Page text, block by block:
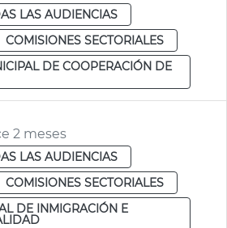
LAS AUDIENCIAS
COMISIONES SECTORIALES
DE COOPERACIÓN DE
2 meses
LAS AUDIENCIAS
COMISIONES SECTORIALES
DE INMIGRACIÓN E